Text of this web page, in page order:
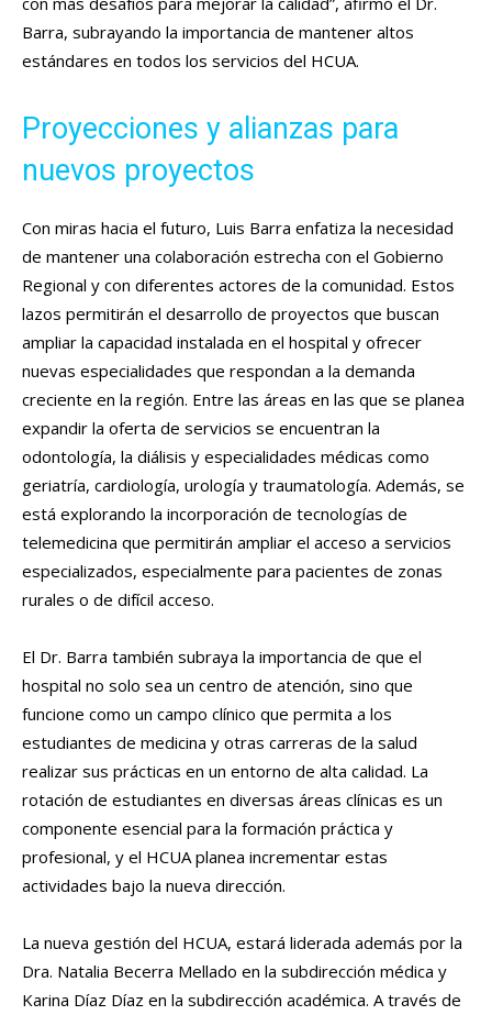
Barra, subrayando la importancia de mantener altos
estándares en todos los servicios del HCUA.
Proyecciones y alianzas para
nuevos proyectos
Con miras hacia el futuro, Luis Barra enfatiza la necesidad
de mantener una colaboración estrecha con el Gobierno
Regional y con diferentes actores de la comunidad. Estos
lazos permitirán el desarrollo de proyectos que buscan
ampliar la capacidad instalada en el hospital y ofrecer
nuevas especialidades que respondan a la demanda
creciente en la región. Entre las áreas en las que se planea
expandir la oferta de servicios se encuentran la
odontología, la diálisis y especialidades médicas como
geriatría, cardiología, urología y traumatología. Además, se
está explorando la incorporación de tecnologías de
telemedicina que permitirán ampliar el acceso a servicios
especializados, especialmente para pacientes de zonas
rurales o de difícil acceso.
El Dr. Barra también subraya la importancia de que el
hospital no solo sea un centro de atención, sino que
funcione como un campo clínico que permita a los
estudiantes de medicina y otras carreras de la salud
realizar sus prácticas en un entorno de alta calidad. La
rotación de estudiantes en diversas áreas clínicas es un
componente esencial para la formación práctica y
profesional, y el HCUA planea incrementar estas
actividades bajo la nueva dirección.
La nueva gestión del HCUA, estará liderada además por la
Dra. Natalia Becerra Mellado en la subdirección médica y
Karina Díaz Díaz en la subdirección académica. A través de